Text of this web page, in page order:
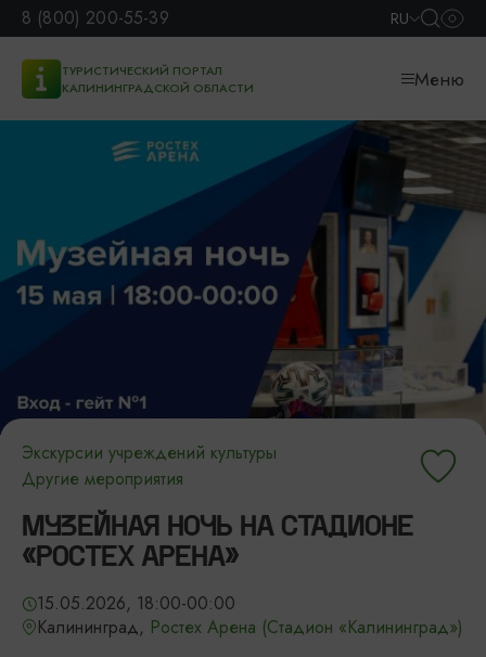
8 (800) 200-55-39 RU
ТУРИСТИЧЕСКИЙ ПОРТАЛ
КАЛИНИНГРАДСКОЙ ОБЛАСТИ
Меню
Экскурсии учреждений культуры
Другие мероприятия
МУЗЕЙНАЯ НОЧЬ НА СТАДИОНЕ
«РОСТЕХ АРЕНА»
15.05.2026, 18:00-00:00
Калининград, Ростех Арена (Стадион «Калининград»)